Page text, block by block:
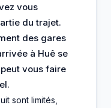
vous
du trajet.
des gares
à Huê se
vous faire
sont limités,